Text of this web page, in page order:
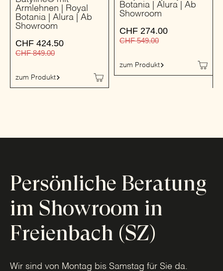
Armlehnen | Royal
Botania | Alura | Ab
Showroom
CHF 424.50
CHF849.00
zum Produkt
Botania | Alura | Ab
Showroom
CHF 274.00
CHF549.00
zum Produkt
Persönliche Beratung
im Showroom in
Freienbach (SZ)
Wir sind von Montag bis Samstag für Sie da.